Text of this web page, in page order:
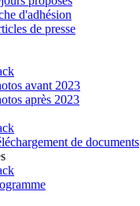
d'adhésion
de presse
avant 2023
après 2023
de documents